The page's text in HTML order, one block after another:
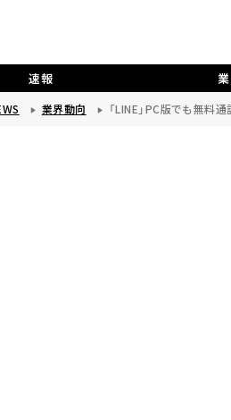
速報
業界動向 「LINE」PC版でも無